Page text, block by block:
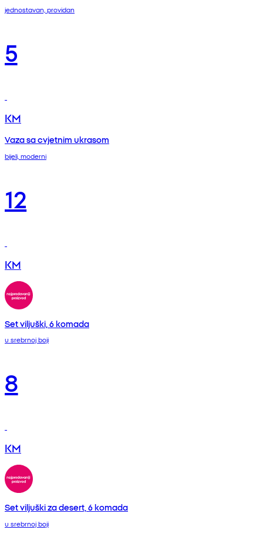
jednostavan, providan
5
KM
Vaza sa cvjetnim ukrasom
bijeli, moderni
12
KM
Set viljuški, 6 komada
u srebrnoj boji
8
KM
Set viljuški za desert, 6 komada
u srebrnoj boji